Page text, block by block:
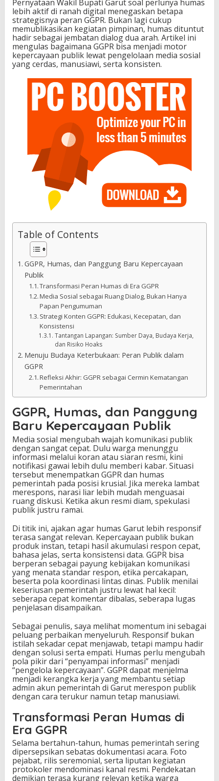
Pernyataan Wakil Bupati Garut soal perlunya humas
lebih aktif di ranah digital menegaskan betapa
strategisnya peran GGPR. Bukan lagi cukup
memublikasikan kegiatan pimpinan, humas dituntut
hadir sebagai jembatan dialog dua arah. Artikel ini
mengulas bagaimana GGPR bisa menjadi motor
kepercayaan publik lewat pengelolaan media sosial
yang cerdas, manusiawi, serta konsisten.
Table of Contents
GGPR, Humas, dan Panggung Baru Kepercayaan
Publik
Transformasi Peran Humas di Era GGPR
Media Sosial sebagai Ruang Dialog, Bukan Hanya
Papan Pengumuman
Strategi Konten GGPR: Edukasi, Kecepatan, dan
Konsistensi
Tantangan Lapangan: Sumber Daya, Budaya Kerja,
dan Risiko Hoaks
Menuju Budaya Keterbukaan: Peran Publik dalam
GGPR
Refleksi Akhir: GGPR sebagai Cermin Kematangan
Pemerintahan
GGPR, Humas, dan Panggung
Baru Kepercayaan Publik
Media sosial mengubah wajah komunikasi publik
dengan sangat cepat. Dulu warga menunggu
informasi melalui koran atau siaran resmi, kini
notifikasi gawai lebih dulu memberi kabar. Situasi
tersebut menempatkan GGPR dan humas
pemerintah pada posisi krusial. Jika mereka lambat
merespons, narasi liar lebih mudah menguasai
ruang diskusi. Ketika akun resmi diam, spekulasi
publik justru ramai.
Di titik ini, ajakan agar humas Garut lebih responsif
terasa sangat relevan. Kepercayaan publik bukan
produk instan, tetapi hasil akumulasi respon cepat,
bahasa jelas, serta konsistensi data. GGPR bisa
berperan sebagai payung kebijakan komunikasi
yang menata standar respon, etika percakapan,
beserta pola koordinasi lintas dinas. Publik menilai
keseriusan pemerintah justru lewat hal kecil:
seberapa cepat komentar dibalas, seberapa lugas
penjelasan disampaikan.
Sebagai penulis, saya melihat momentum ini sebagai
peluang perbaikan menyeluruh. Responsif bukan
istilah sekadar cepat menjawab, tetapi mampu hadir
dengan solusi serta empati. Humas perlu mengubah
pola pikir dari “penyampai informasi” menjadi
“pengelola kepercayaan”. GGPR dapat menjelma
menjadi kerangka kerja yang membantu setiap
admin akun pemerintah di Garut merespon publik
dengan cara terukur namun tetap manusiawi.
Transformasi Peran Humas di
Era GGPR
Selama bertahun-tahun, humas pemerintah sering
dipersepsikan sebatas dokumentasi acara. Foto
pejabat, rilis seremonial, serta liputan kegiatan
protokoler mendominasi kanal resmi. Pendekatan
demikian terasa kurang relevan ketika warga